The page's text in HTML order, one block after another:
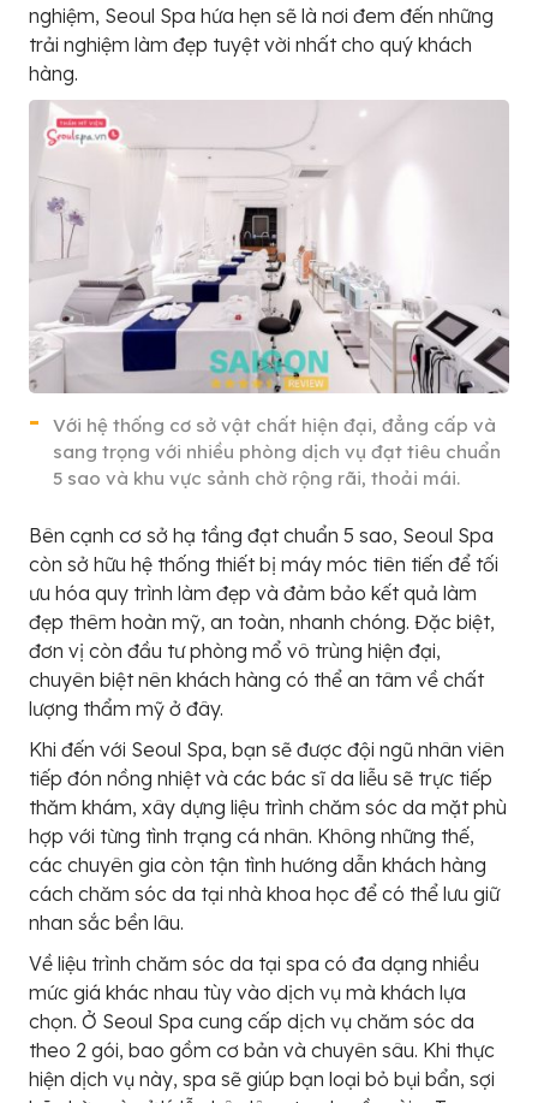
nghiệm, Seoul Spa hứa hẹn sẽ là nơi đem đến những
trải nghiệm làm đẹp tuyệt vời nhất cho quý khách
hàng.
Với hệ thống cơ sở vật chất hiện đại, đẳng cấp và
sang trọng với nhiều phòng dịch vụ đạt tiêu chuẩn
5 sao và khu vực sảnh chờ rộng rãi, thoải mái.
Bên cạnh cơ sở hạ tầng đạt chuẩn 5 sao, Seoul Spa
còn sở hữu hệ thống thiết bị máy móc tiên tiến để tối
ưu hóa quy trình làm đẹp và đảm bảo kết quả làm
đẹp thêm hoàn mỹ, an toàn, nhanh chóng. Đặc biệt,
đơn vị còn đầu tư phòng mổ vô trùng hiện đại,
chuyên biệt nên khách hàng có thể an tâm về chất
lượng thẩm mỹ ở đây.
Khi đến với Seoul Spa, bạn sẽ được đội ngũ nhân viên
tiếp đón nồng nhiệt và các bác sĩ da liễu sẽ trực tiếp
thăm khám, xây dựng liệu trình chăm sóc da mặt phù
hợp với từng tình trạng cá nhân. Không những thế,
các chuyên gia còn tận tình hướng dẫn khách hàng
cách chăm sóc da tại nhà khoa học để có thể lưu giữ
nhan sắc bền lâu.
Về liệu trình chăm sóc da tại spa có đa dạng nhiều
mức giá khác nhau tùy vào dịch vụ mà khách lựa
chọn. Ở Seoul Spa cung cấp dịch vụ chăm sóc da
theo 2 gói, bao gồm cơ bản và chuyên sâu. Khi thực
hiện dịch vụ này, spa sẽ giúp bạn loại bỏ bụi bẩn, sợi